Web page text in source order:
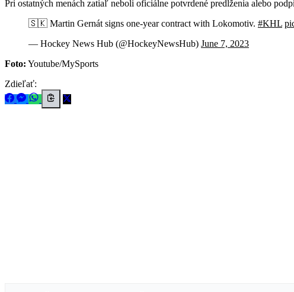
Pri ostatných menách zatiaľ neboli oficiálne potvrdené predĺženia alebo
🇸🇰 Martin Gernát signs one-year contract with Lokomotiv. #KHL
— Hockey News Hub (@HockeyNewsHub) June 7, 2023
Foto: Youtube/MySports
Zdieľať: